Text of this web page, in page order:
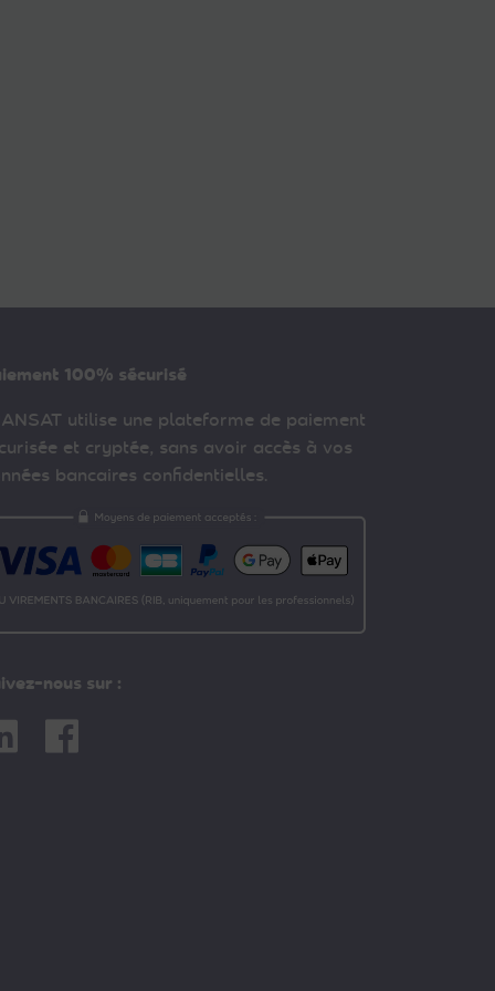
100% sécurisé
utilise une plateforme de paiement
et cryptée, sans avoir accès à vos
bancaires confidentielles.
nous sur :
Facebook